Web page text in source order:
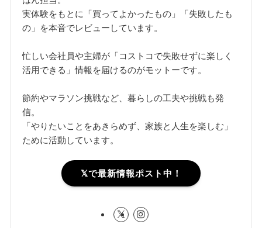
実体験をもとに「買ってよかったもの」「失敗したも
の」を本音でレビューしています。
忙しい会社員や主婦が「コストコで失敗せずに楽しく
活用できる」情報を届けるのがモットーです。
節約やマラソン挑戦など、暮らしの工夫や挑戦も発
信。
「やりたいことをあきらめず、家族と人生を楽しむ」
ために活動しています。
𝕏で最新情報ポスト中！